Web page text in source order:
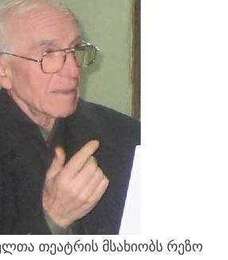
თეატრის მსახიობს რეზო